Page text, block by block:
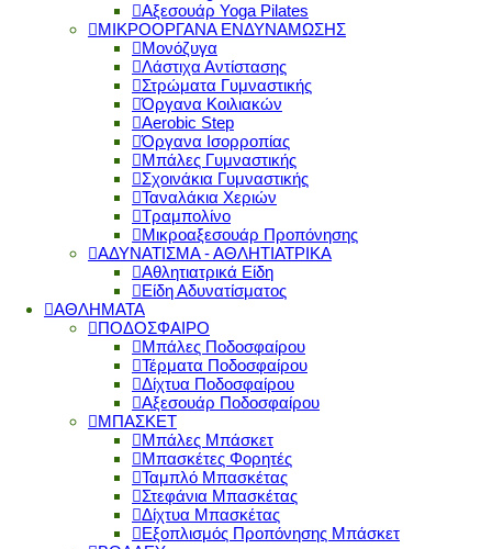
Αξεσουάρ Yoga Pilates
ΜΙΚΡΟΟΡΓΑΝΑ ΕΝΔΥΝΑΜΩΣΗΣ
Μονόζυγα
Λάστιχα Αντίστασης
Στρώματα Γυμναστικής
Όργανα Κοιλιακών
Aerobic Step
Όργανα Ισορροπίας
Μπάλες Γυμναστικής
Σχοινάκια Γυμναστικής
Ταναλάκια Χεριών
Τραμπολίνο
Μικροαξεσουάρ Προπόνησης
ΑΔΥΝΑΤΙΣΜΑ - ΑΘΛΗΤΙΑΤΡΙΚΑ
Αθλητιατρικά Είδη
Είδη Αδυνατίσματος
ΑΘΛΗΜΑΤΑ
ΠΟΔΟΣΦΑΙΡΟ
Μπάλες Ποδοσφαίρου
Τέρματα Ποδοσφαίρου
Δίχτυα Ποδοσφαίρου
Αξεσουάρ Ποδοσφαίρου
ΜΠΑΣΚΕΤ
Μπάλες Μπάσκετ
Μπασκέτες Φορητές
Ταμπλό Μπασκέτας
Στεφάνια Μπασκέτας
Δίχτυα Μπασκέτας
Εξοπλισμός Προπόνησης Μπάσκετ